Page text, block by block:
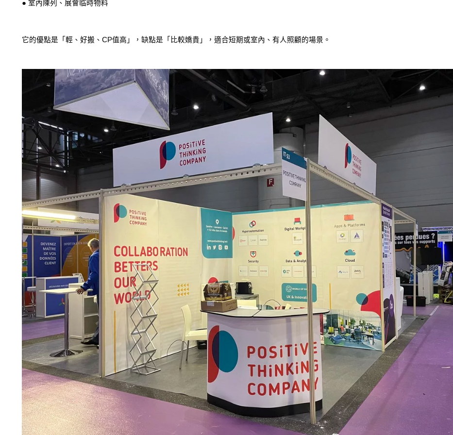
● 室內陳列、展會临時物料
它的優點是「輕、好搬、CP值高」，缺點是「比較嬌貴」，適合短期或室內、有人照顧的場景。